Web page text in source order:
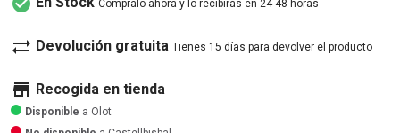
Cómpralo ahora y lo recibirás en 24-48 horas
sync_alt Devolución gratuita Tienes 15 días para devolver el producto
store Recogida en tienda
Disponible a Olot